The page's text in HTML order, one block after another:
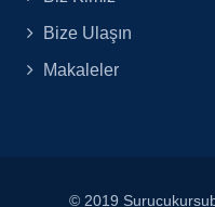
Bize Ulaşın
Makaleler
© 2019